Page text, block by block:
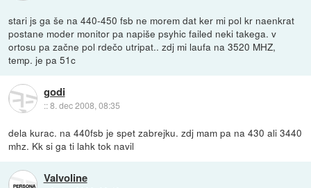
stari js ga še na 440-450 fsb ne morem dat ker mi pol kr naenkrat
postane moder monitor pa napiše psyhic failed neki takega. v
ortosu pa začne pol rdečo utripat.. zdj mi laufa na 3520 MHZ,
temp. je pa 51c
godi
::8. dec 2008, 08:35
dela kurac. na 440fsb je spet zabrejku. zdj mam pa na 430 ali 3440
mhz. Kk si ga ti lahk tok navil
Valvoline